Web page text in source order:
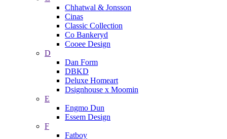
Chhatwal & Jonsson
Cinas
Classic Collection
Co Bankeryd
Cooee Design
D
Dan Form
DBKD
Deluxe Homeart
Dsignhouse x Moomin
E
Engmo Dun
Essem Design
F
Fatboy